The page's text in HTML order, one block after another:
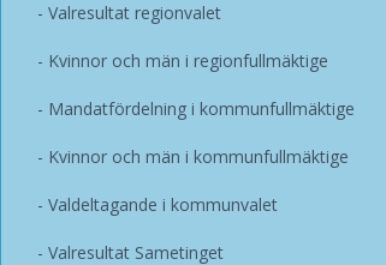
Valresultat regionvalet
Kvinnor och män i regionfullmäktige
Mandatfördelning i kommunfullmäktige
Kvinnor och män i kommunfullmäktige
Valdeltagande i kommunvalet
Valresultat Sametinget